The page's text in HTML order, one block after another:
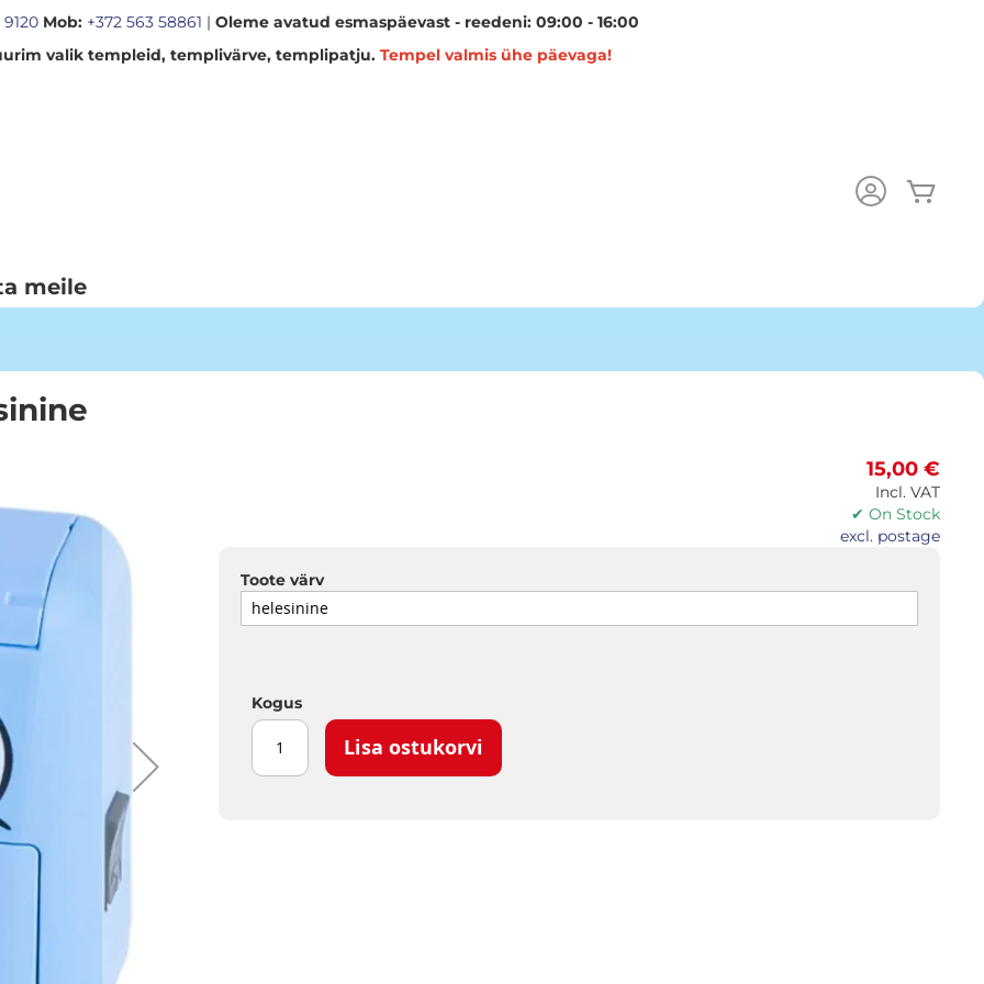
Mob: +372 563 58861 | Oleme avatud esmaspäevast - reedeni: 09:00 - 16:00
valik templeid, templivärve, templipatju. Tempel valmis ühe päevaga!
meile
15,00 €
Incl. VAT
✔ On Stock
excl. postage
Toote värv
Kogus
Lisa ostukorvi